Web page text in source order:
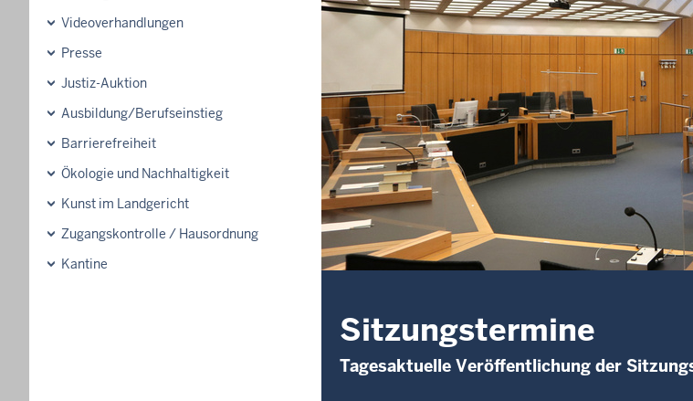
Videoverhandlungen
Presse
Justiz-Auktion
Ausbildung/Berufseinstieg
Barrierefreiheit
Ökologie und Nachhaltigkeit
Kunst im Landgericht
Zugangskontrolle / Hausordnung
Kantine
Sitzungstermine
Tagesaktuelle Veröffentlichung der